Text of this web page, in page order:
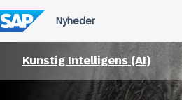
til
indholdet
Kunstig Intelligens (AI)